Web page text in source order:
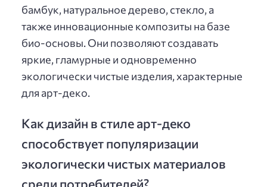
бамбук, натуральное дерево, стекло, а
также инновационные композиты на базе
био-основы. Они позволяют создавать
яркие, гламурные и одновременно
экологически чистые изделия, характерные
для арт-деко.
Как дизайн в стиле арт-деко
способствует популяризации
экологически чистых материалов
среди потребителей?